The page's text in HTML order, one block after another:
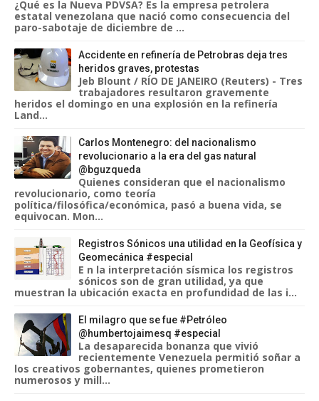
¿Qué es la Nueva PDVSA? Es la empresa petrolera
estatal venezolana que nació como consecuencia del
paro-sabotaje de diciembre de ...
Accidente en refinería de Petrobras deja tres
heridos graves, protestas
Jeb Blount / RÍO DE JANEIRO (Reuters) - Tres
trabajadores resultaron gravemente
heridos el domingo en una explosión en la refinería
Land...
Carlos Montenegro: del nacionalismo
revolucionario a la era del gas natural
@bguzqueda
Quienes consideran que el nacionalismo
revolucionario, como teoría
política/filosófica/económica, pasó a buena vida, se
equivocan. Mon...
Registros Sónicos una utilidad en la Geofísica y
Geomecánica #especial
E n la interpretación sísmica los registros
sónicos son de gran utilidad, ya que
muestran la ubicación exacta en profundidad de las i...
El milagro que se fue #Petróleo
@humbertojaimesq #especial
La desaparecida bonanza que vivió
recientemente Venezuela permitió soñar a
los creativos gobernantes, quienes prometieron
numerosos y mill...